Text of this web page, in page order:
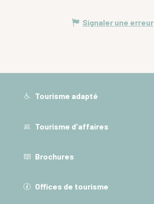
Signaler une erreur
Tourisme adapté
Tourisme d'affaires
Brochures
Offices de tourisme